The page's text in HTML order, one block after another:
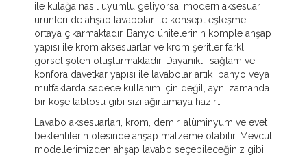
ile kulağa nasıl uyumlu geliyorsa, modern aksesuar
ürünleri de ahşap lavabolar ile konsept eşleşme
ortaya çıkarmaktadır. Banyo ünitelerinin komple ahşap
yapısı ile krom aksesuarlar ve krom şeritler farklı
görsel şölen oluşturmaktadır. Dayanıklı, sağlam ve
konfora davetkar yapısı ile lavabolar artık banyo veya
mutfaklarda sadece kullanım için değil, aynı zamanda
bir köşe tablosu gibi sizi ağırlamaya hazır…
Lavabo aksesuarları, krom, demir, alüminyum ve evet
beklentilerin ötesinde ahşap malzeme olabilir. Mevcut
modellerimizden ahşap lavabo seçebileceğiniz gibi